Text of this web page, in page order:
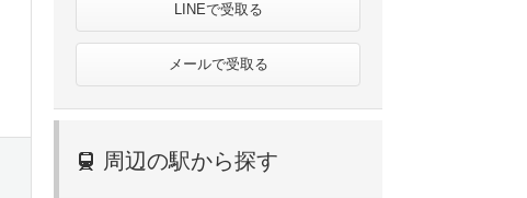
LINEで受取る
メールで受取る
周辺の駅から探す